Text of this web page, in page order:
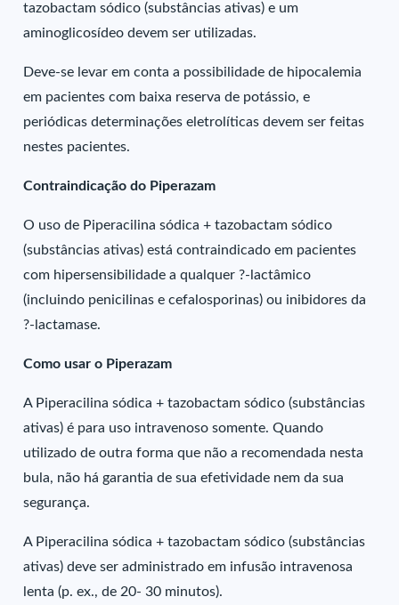
tazobactam sódico (substâncias ativas) e um
aminoglicosídeo devem ser utilizadas.
Deve-se levar em conta a possibilidade de hipocalemia
em pacientes com baixa reserva de potássio, e
periódicas determinações eletrolíticas devem ser feitas
nestes pacientes.
Contraindicação do Piperazam
O uso de Piperacilina sódica + tazobactam sódico
(substâncias ativas) está contraindicado em pacientes
com hipersensibilidade a qualquer ?-lactâmico
(incluindo penicilinas e cefalosporinas) ou inibidores da
?-lactamase.
Como usar o Piperazam
A Piperacilina sódica + tazobactam sódico (substâncias
ativas) é para uso intravenoso somente. Quando
utilizado de outra forma que não a recomendada nesta
bula, não há garantia de sua efetividade nem da sua
segurança.
A Piperacilina sódica + tazobactam sódico (substâncias
ativas) deve ser administrado em infusão intravenosa
lenta (p. ex., de 20- 30 minutos).